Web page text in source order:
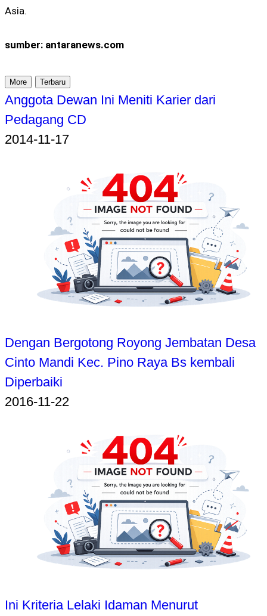
Asia.
sumber: antaranews.com
More Terbaru
Anggota Dewan Ini Meniti Karier dari
Pedagang CD
2014-11-17
Dengan Bergotong Royong Jembatan Desa
Cinto Mandi Kec. Pino Raya Bs kembali
Diperbaiki
2016-11-22
Ini Kriteria Lelaki Idaman Menurut